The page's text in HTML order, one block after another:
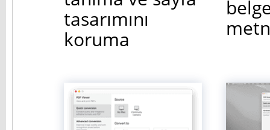
tasarımını
koruma